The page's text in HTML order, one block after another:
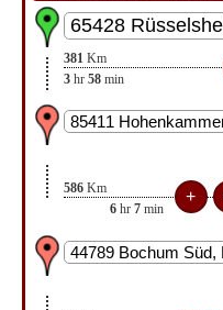
381 Km
3 hr 58 min
586 Km
6 hr 7 min